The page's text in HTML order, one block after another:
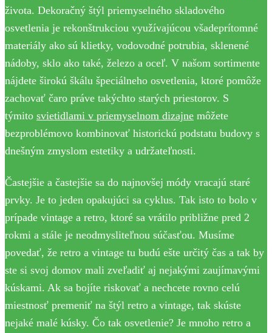
života. Dekoračný štýl priemyselného skladového
osvetlenia je rekonštrukciou využívajúcou všadeprítomné
materiály ako sú klietky, vodovodné potrubia, sklenené
nádoby, sklo ako také, železo a oceľ. V našom sortimente
nájdete širokú škálu špeciálneho osvetlenia, ktoré pomôže
zachovať čaro práve takýchto starých priestorov. S
týmito svietidlami v priemyselnom dizajne môžete
bezproblémovo kombinovať historickú podstatu budovy s
dnešným zmyslom estetiky a udržateľnosti.
Častejšie a častejšie sa do najnovšej módy vracajú staré
prvky. Je to jeden opakujúci sa cyklus. Tak isto to bolo v
prípade vintage a retro, ktoré sa vrátilo približne pred 2
rokmi a stále je neodmysliteľnou súčasťou. Musíme
povedať, že retro a vintage tu budú ešte určitý čas a tak by
ste si svoj domov mali zveľadiť aj nejakými zaujímavými
kúskami. Ak sa bojíte riskovať a nechcete rovno celú
miestnosť premeniť na štýl retro a vintage, tak skúste
nejaké malé kúsky. Čo tak osvetlenie? Je mnoho retro a